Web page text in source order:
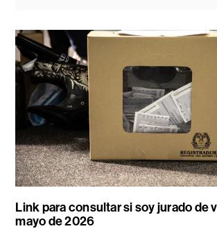
Link para consultar si soy jurado de
mayo de 2026